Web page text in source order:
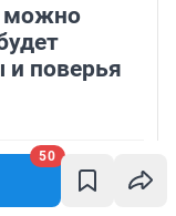
50
можно
поверья
можно
важные